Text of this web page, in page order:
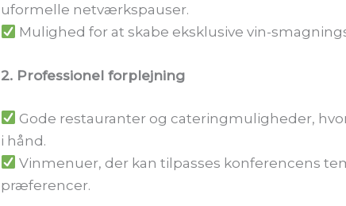
uformelle netværkspauser.
Mulighed for at skabe eksklusive vin-
2. Professionel forplejning
Gode restauranter og cateringmuligheder,
i hånd.
Vinmenuer, der kan tilpasses konferencens
præferencer.